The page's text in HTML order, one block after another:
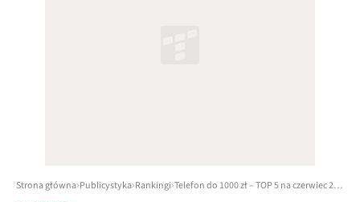
Strona główna Publicystyka Rankingi Telefon do 1000 zł – TOP 5 na czerwiec 2022